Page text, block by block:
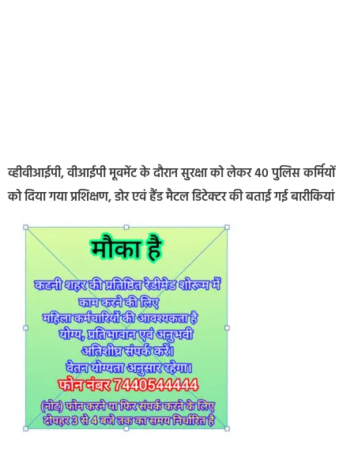
व्हीवीआईपी, वीआईपी मूवमेंट के दौरान सुरक्षा को लेकर 40 पुलिस कर्मियों
को दिया गया प्रशिक्षण, डोर एवं हैंड मैटल डिटेक्टर की बताई गई बारीकियां